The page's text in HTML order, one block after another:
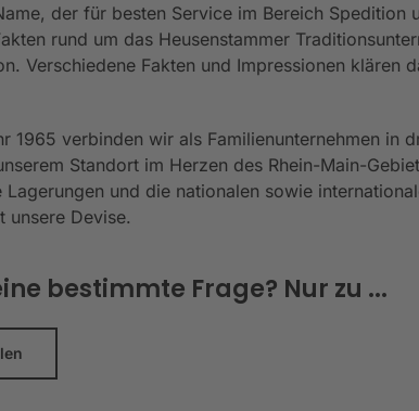
der für besten Service im Bereich
rund um das Heusenstammer
Verschiedene Fakten und Impressionen klären
1965 verbinden wir als Familienunternehmen in
Standort im Herzen des Rhein-Main-
Lagerungen und die nationalen sowie
unsere Devise.
bestimmte Frage? Nur zu ...